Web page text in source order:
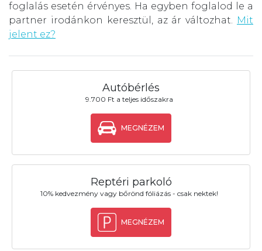
foglalás esetén érvényes. Ha egyben foglalod le a
partner irodánkon keresztül, az ár változhat. Mit
jelent ez?
Autóbérlés
9.700 Ft a teljes időszakra
MEGNÉZEM
Reptéri parkoló
10% kedvezmény vagy bőrönd fóliázás - csak nektek!
MEGNÉZEM